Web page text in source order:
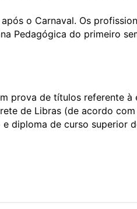
o Carnaval. Os
Pedagógica do primeiro
prova de títulos referente
de Libras (de acordo
diploma de curso superior